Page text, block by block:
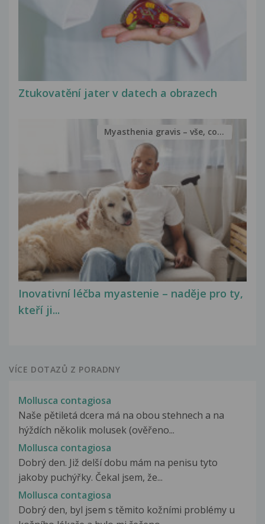
Ztukovatění jater v datech a obrazech
Inovativní léčba myastenie – naděje pro ty,
kteří ji...
Myasthenia gravis – vše, co...
VÍCE DOTAZŮ Z PORADNY
Mollusca contagiosa
Naše pětiletá dcera má na obou stehnech a na
hýždích několik molusek (ověřeno...
Mollusca contagiosa
Dobrý den. Již delší dobu mám na penisu tyto
jakoby puchýřky. Čekal jsem, že...
Mollusca contagiosa
Dobrý den, byl jsem s těmito kožními problémy u